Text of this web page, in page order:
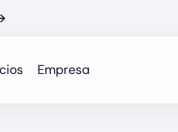
Empresa